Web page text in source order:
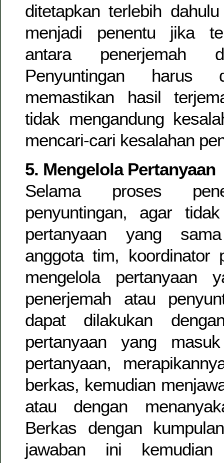
ditetapkan terlebih
menjadi penentu jika
antara penerjemah
Penyuntingan harus
memastikan hasil
tidak mengandung
mencari-cari kesalahan
5. Mengelola Pertanyaan
Selama proses
penyuntingan, agar
pertanyaan yang
anggota tim, koordinator
mengelola pertanyaan
penerjemah atau
dapat dilakukan
pertanyaan yang
pertanyaan,
berkas, kemudian
atau dengan
Berkas dengan
jawaban ini